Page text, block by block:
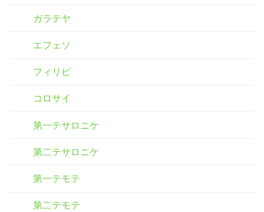
ガラテヤ
エフェソ
フィリピ
コロサイ
第一テサロニケ
第二テサロニケ
第一テモテ
第二テモテ